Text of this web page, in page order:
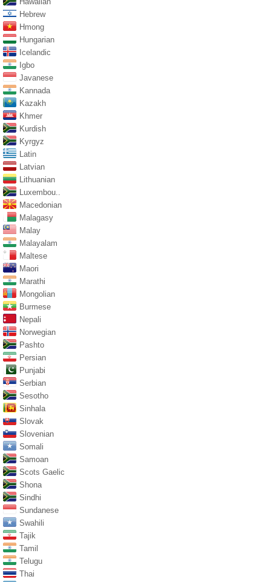
Hebrew
Hmong
Hungarian
Icelandic
Igbo
Javanese
Kannada
Kazakh
Khmer
Kurdish
Kyrgyz
Latin
Latvian
Lithuanian
Luxembou..
Macedonian
Malagasy
Malay
Malayalam
Maltese
Maori
Marathi
Mongolian
Burmese
Nepali
Norwegian
Pashto
Persian
Punjabi
Serbian
Sesotho
Sinhala
Slovak
Slovenian
Somali
Samoan
Scots Gaelic
Shona
Sindhi
Sundanese
Swahili
Tajik
Tamil
Telugu
Thai